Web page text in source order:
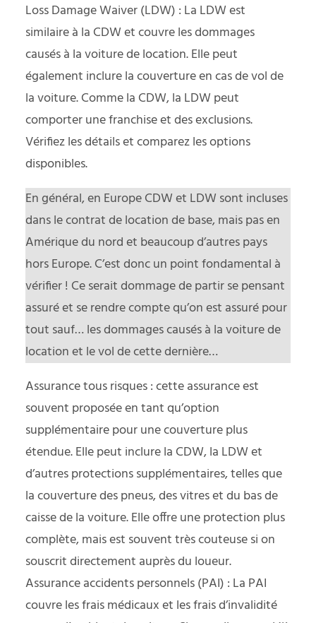
Loss Damage Waiver (LDW) : La LDW est
similaire à la CDW et couvre les dommages
causés à la voiture de location. Elle peut
également inclure la couverture en cas de vol de
la voiture. Comme la CDW, la LDW peut
comporter une franchise et des exclusions.
Vérifiez les détails et comparez les options
disponibles.
En général, en Europe CDW et LDW sont incluses
dans le contrat de location de base, mais pas en
Amérique du nord et beaucoup d’autres pays
hors Europe. C’est donc un point fondamental à
vérifier ! Ce serait dommage de partir se pensant
assuré et se rendre compte qu’on est assuré pour
tout sauf… les dommages causés à la voiture de
location et le vol de cette dernière…
Assurance tous risques : cette assurance est
souvent proposée en tant qu’option
supplémentaire pour une couverture plus
étendue. Elle peut inclure la CDW, la LDW et
d’autres protections supplémentaires, telles que
la couverture des pneus, des vitres et du bas de
caisse de la voiture. Elle offre une protection plus
complète, mais est souvent très couteuse si on
souscrit directement auprès du loueur.
Assurance accidents personnels (PAI) : La PAI
couvre les frais médicaux et les frais d’invalidité